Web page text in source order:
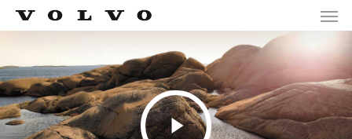
Skip
to
content
Play
Video
Menu